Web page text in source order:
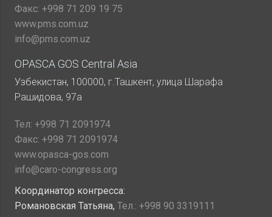
Факс: +998 71 209 19 75
www.pms.com.uz
info@pms.com.uz
OPASCA GOS Central Asia
Узбекистан, 100000, г.Ташкент, улица Шарафа
Рашидова, 97а
Тел: +998 71 2091974
Факс: +998 71 2091974
www.opasca-gos.com
info@caro-congress.org
Координатор конгресса:
Романовская Татьяна, Тел.: +998 90 3319111